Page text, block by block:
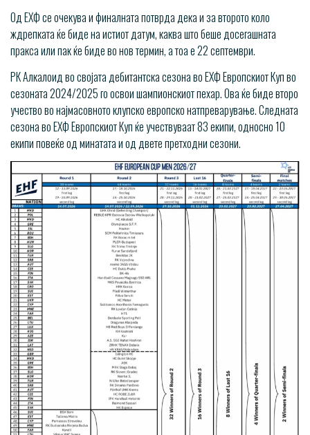
Од ЕХФ се очекува и финалната потврда дека и за второто коло
ждрепката ќе биде на истиот датум, каква што беше досегашната
пракса или пак ќе биде во нов термин, а тоа е 22 септември.
РК Алкалоид во својата дебитантска сезона во ЕХФ Европскиот Куп во
сезоната 2024/2025 го освои шампионскиот пехар. Ова ќе биде второ
учество во најмасовното клупско европско натпреварување. Следната
сезона во ЕХФ Европскиот Куп ќе учествуваат 83 екипи, односно 10
екипи повеќе од минатата и од двете претходни сезони.